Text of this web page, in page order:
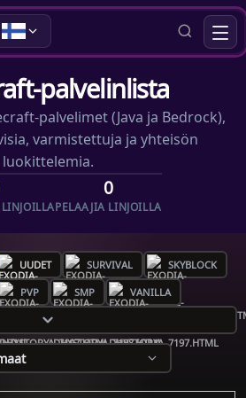
palvelinlista
palvelimet (Java ja Bedrock),
varmistettuja ja yhteisön
luokittelemia.
0
PELAAJIA LINJOILLA
UUDET SURVIVAL SKYBLOCK
PVP SMP VANILLA